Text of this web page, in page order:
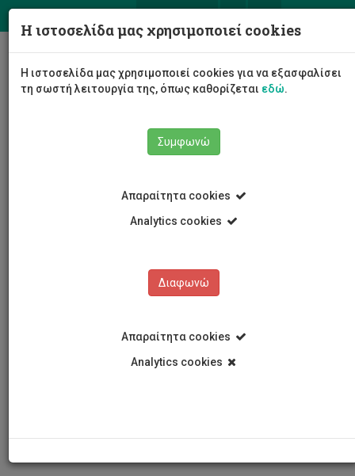
Η ιστοσελίδα μας χρησιμοποιεί cookies
Η ιστοσελίδα μας χρησιμοποιεί cookies για να εξασφαλίσει
τη σωστή λειτουργία της, όπως καθορίζεται εδώ.
Συμφωνώ
Απαραίτητα cookies
Analytics cookies
Διαφωνώ
Απαραίτητα cookies
Analytics cookies